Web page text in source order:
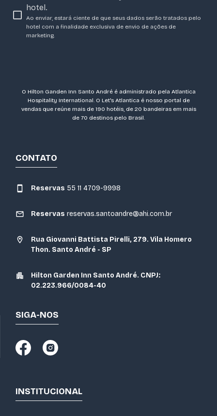
hotel.
Ao enviar, estará ciente de que seus dados serão tratados pelo
hotel com a finalidade exclusiva de envio de ações de
marketing.
O Hilton Ganden Inn Santo André é administrado pela Atlantica
Hospitality International. O Let's Atlantica é nosso portal de
vendas que reúne mais de 190 hotéis, de 20 bandeiras em mais
de 70 destinos pelo Brasil.
CONTATO
Reservas 55 11 4709-9998
Reservas reservas.santoandre@ahi.com.br
Rua Giovanni Battista Pirelli, 279. Vila Homero
Thon. Santo André - SP
Hilton Garden Inn Santo André. CNPJ:
02.223.966/0084-40
SIGA-NOS
INSTITUCIONAL